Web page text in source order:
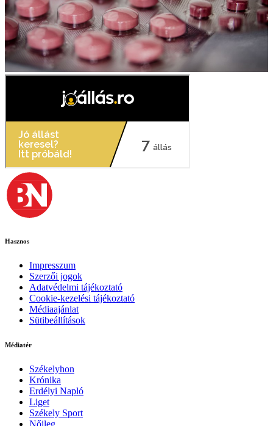
Hasznos
Impresszum
Szerzői jogok
Adatvédelmi tájékoztató
Cookie-kezelési tájékoztató
Médiaajánlat
Sütibeállítások
Médiatér
Székelyhon
Krónika
Erdélyi Napló
Liget
Székely Sport
Nőileg